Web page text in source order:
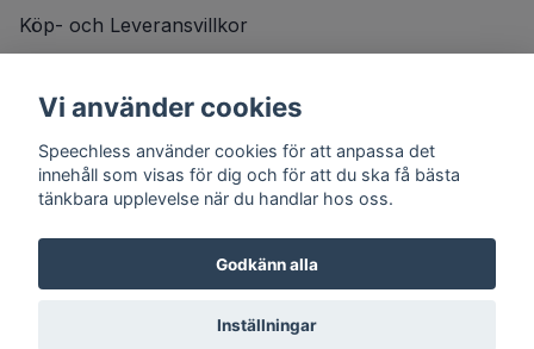
Köp- och Leveransvillkor
DITT KONTO
Logga in
Powered by Quickbutik
Vi använder cookies
Speechless använder cookies för att anpassa det
innehåll som visas för dig och för att du ska få bästa
tänkbara upplevelse när du handlar hos oss.
Godkänn alla
Inställningar